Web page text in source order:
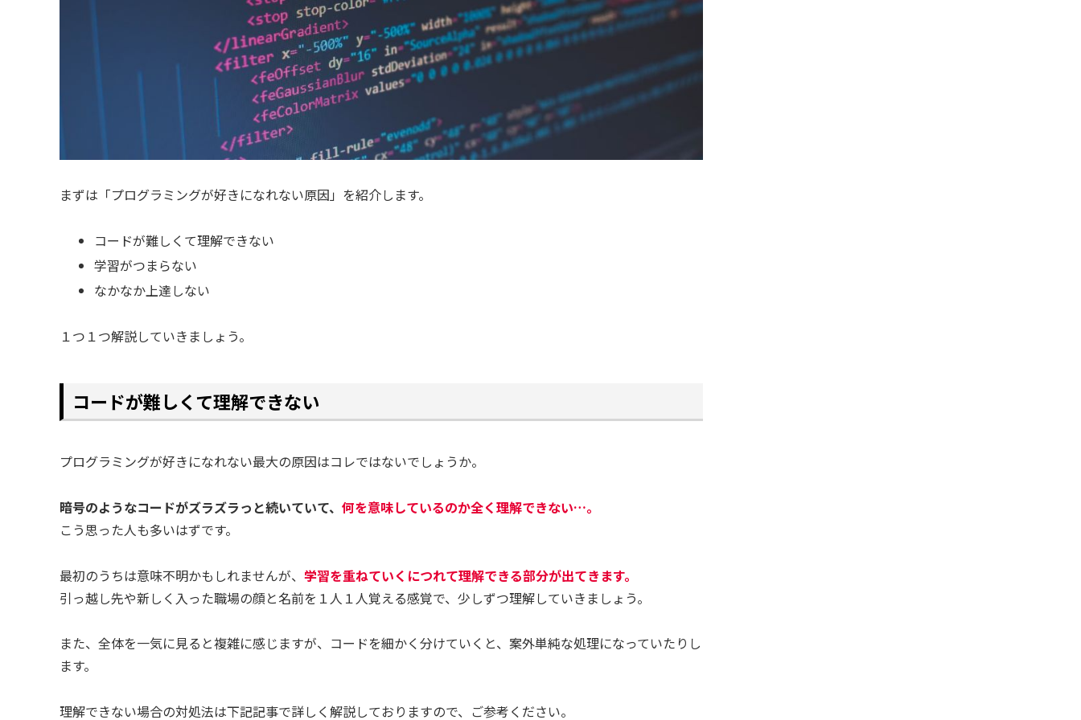
まずは「プログラミングが好きになれない原因」を紹介します。
コードが難しくて理解できない
学習がつまらない
なかなか上達しない
１つ１つ解説していきましょう。
コードが難しくて理解できない
プログラミングが好きになれない最大の原因はコレではないでしょうか。
暗号のようなコードがズラズラっと続いていて、 何を意味しているのか全く理解できない…。
こう思った人も多いはずです。
最初のうちは意味不明かもしれませんが、 学習を重ねていくにつれて理解できる部分が出てきます。
引っ越し先や新しく入った職場の顔と名前を１人１人覚える感覚で、少しずつ理解していきましょう。
また、全体を一気に見ると複雑に感じますが、コードを細かく分けていくと、案外単純な処理になっていたりし
ます。
理解できない場合の対処法は下記記事で詳しく解説しておりますので、ご参考ください。